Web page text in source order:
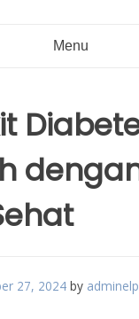
Menu
27, 2024 by adminelp